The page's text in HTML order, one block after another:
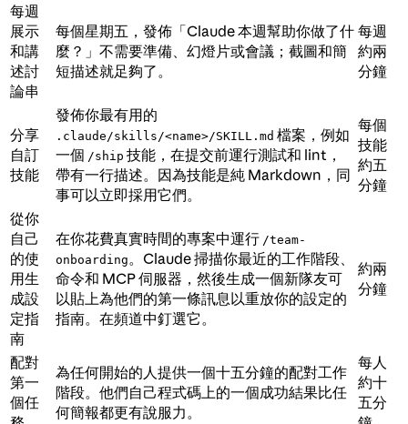
每週
展示
和講
述討
論串
每個星期五，發佈「Claude 本週幫助你做了什
麼？」不需要準備、幻燈片或會議；截圖和簡
短描述就足夠了。
每週
約兩
分鐘
分享
自訂
技能
發佈你最有用的
.claude/skills/<name>/SKILL.md 檔案，例如
一個 /ship 技能，在提交前運行測試和 lint，
帶有一行描述。因為技能是純 Markdown，同
事可以立即採用它們。
每個
技能
約五
分鐘
從你
自己
的使
用生
成設
定指
南
在你花費真實時間的專案中運行 /team-
onboarding 。Claude 掃描你最近的工作階段、
命令和 MCP 伺服器，然後生成一個新隊友可
以貼上為他們的第一條訊息以重放你的設定的
指南。在頻道中釘選它。
約兩
分鐘
配對
第一
個任
為任何開始的人提供一個十五分鐘的配對工作
階段。他們自己程式碼上的一個成功結果比任
何簡報都更有說服力。
每人
約十
五分